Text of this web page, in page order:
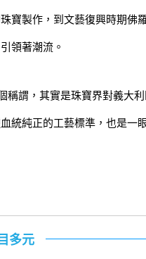
寶製作，到文藝復興時期佛
領著潮流。
稱謂，其實是珠寶界對義大
統純正的工藝標準，也是一
多元